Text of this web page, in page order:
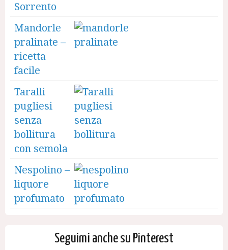
Sorrento
Mandorle
pralinate –
ricetta
facile
Taralli
pugliesi
senza
bollitura
con semola
Nespolino –
liquore
profumato
Seguimi anche su Pinterest